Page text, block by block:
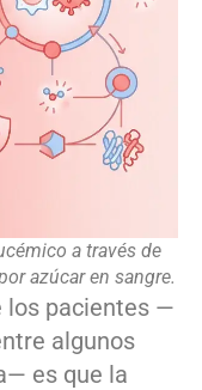
a través de
azúcar en sangre.
los pacientes —
algunos
es que la